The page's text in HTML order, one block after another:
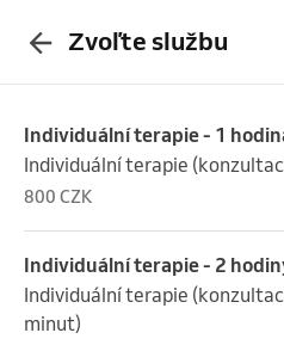
Zvoľte službu
Individuální terapie - 1
Individuální terapie
800 CZK
Individuální terapie - 2
Individuální terapie
minut)